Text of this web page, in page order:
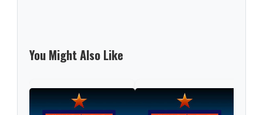
You Might Also Like